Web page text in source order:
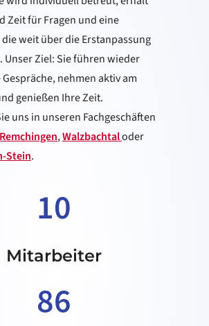
Zeit für Fragen und eine
weit über die Erst­anpassung
Unser Ziel: Sie führen wieder
nehmen aktiv am
genießen Ihre Zeit.
uns in unseren Fachgeschäften
Remchingen,Walzbachtaloder
Stein.
10
Mitarbeiter
86